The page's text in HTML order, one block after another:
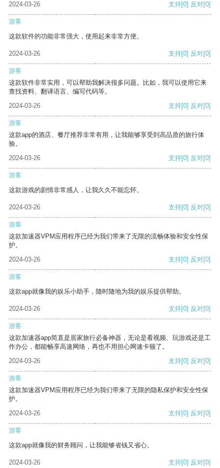
2024-03-26
支持[0] 反对[0]
游客
这款软件的功能非常强大，使用起来非常方便。
2024-03-26 支持[0] 反对[0]
游客
这款软件非常实用，可以帮助我解决很多问题。比如，我可以使用它来
查找资料、翻译语言、编写代码等。
2024-03-26
支持[0] 反对[0]
游客
这款app的酒店、餐厅推荐非常有用，让我能够享受到高品质的旅行体
验。
2024-03-26
支持[0] 反对[0]
游客
这款游戏的剧情非常感人，让我久久不能忘怀。
2024-03-26 支持[0] 反对[0]
游客
这款加速器VPM应用程序已经为我们带来了无限的流畅体验和安全性保
护。
2024-03-26
支持[0] 反对[0]
游客
这款app就像我的娱乐小助手，随时随地为我的娱乐提供帮助。
2024-03-26 支持[0] 反对[0]
游客
这款加速器app简直是居家旅行必备神器，无论是看视频、玩游戏还是工
作办公，都能畅享高速网络，再也不用担心网速卡顿了。
2024-03-26
支持[0] 反对[0]
游客
这款加速器VPM应用程序已经为我们带来了无限的隐私保护和安全性保
护。
2024-03-26
支持[0] 反对[0]
游客
这款app就像我的财务顾问，让我能够省钱又省心。
2024-03-26 支持[0] 反对[0]